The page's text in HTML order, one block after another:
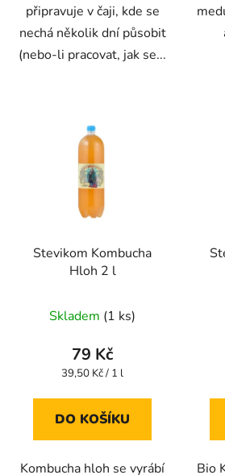
připravuje v čaji, kde se
nechá několik dní působit
(nebo-li pracovat, jak se...
Stevikom Kombucha
Hloh 2 l
hodnocení
produktu
je
z
Skladem (1 ks)
79 Kč
Měrná
39,50 Kč / 1 l
DO KOŠÍKU
Kombucha hloh se vyrábí Bio